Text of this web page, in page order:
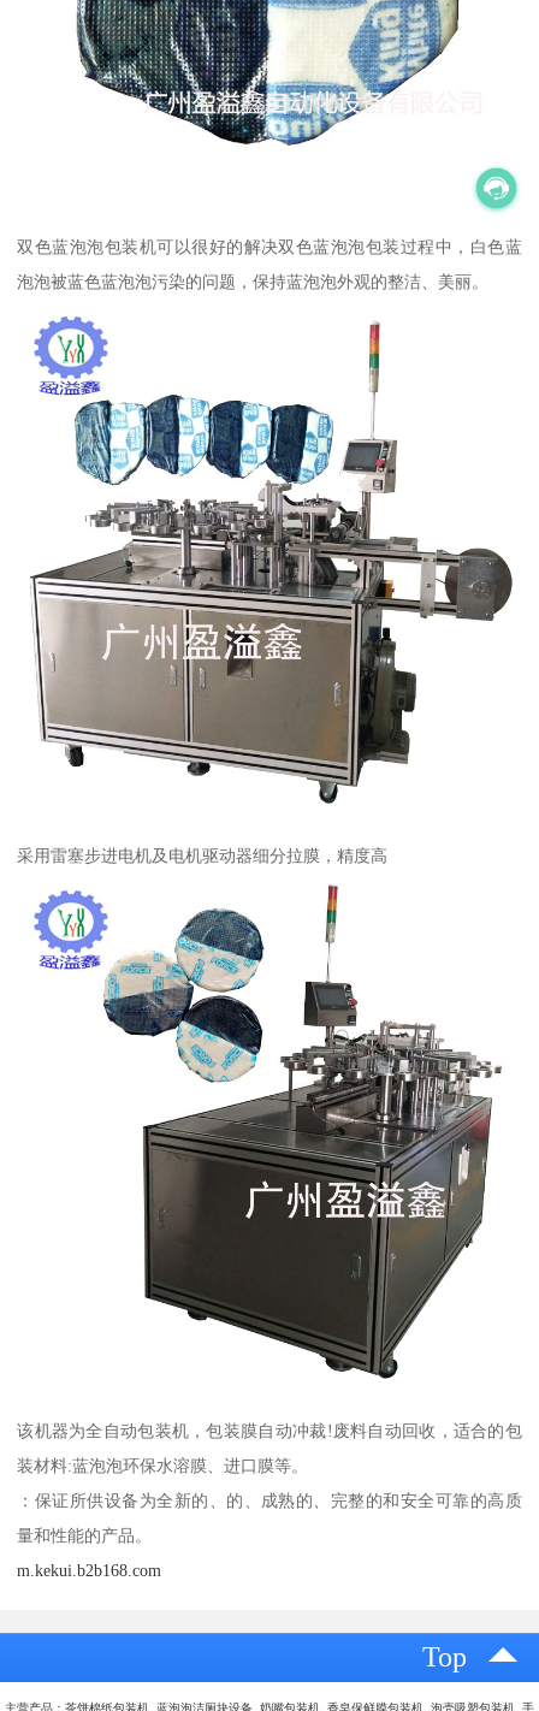
双色蓝泡泡包装机可以很好的解决双色蓝泡泡包装过程中，白色蓝
泡泡被蓝色蓝泡泡污染的问题，保持蓝泡泡外观的整洁、美丽。
采用雷塞步进电机及电机驱动器细分拉膜，精度高
该机器为全自动包装机，包装膜自动冲裁!废料自动回收，适合的包
装材料:蓝泡泡环保水溶膜、进口膜等。
：保证所供设备为全新的、的、成熟的、完整的和安全可靠的高质
量和性能的产品。
m.kekui.b2b168.com
Top